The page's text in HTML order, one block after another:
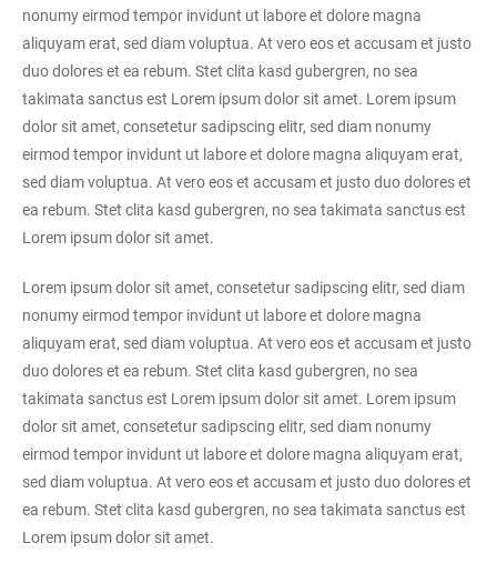
nonumy eirmod tempor invidunt ut labore et dolore magna
aliquyam erat, sed diam voluptua. At vero eos et accusam et justo
duo dolores et ea rebum. Stet clita kasd gubergren, no sea
takimata sanctus est Lorem ipsum dolor sit amet. Lorem ipsum
dolor sit amet, consetetur sadipscing elitr, sed diam nonumy
eirmod tempor invidunt ut labore et dolore magna aliquyam erat,
sed diam voluptua. At vero eos et accusam et justo duo dolores et
ea rebum. Stet clita kasd gubergren, no sea takimata sanctus est
Lorem ipsum dolor sit amet.
Lorem ipsum dolor sit amet, consetetur sadipscing elitr, sed diam
nonumy eirmod tempor invidunt ut labore et dolore magna
aliquyam erat, sed diam voluptua. At vero eos et accusam et justo
duo dolores et ea rebum. Stet clita kasd gubergren, no sea
takimata sanctus est Lorem ipsum dolor sit amet. Lorem ipsum
dolor sit amet, consetetur sadipscing elitr, sed diam nonumy
eirmod tempor invidunt ut labore et dolore magna aliquyam erat,
sed diam voluptua. At vero eos et accusam et justo duo dolores et
ea rebum. Stet clita kasd gubergren, no sea takimata sanctus est
Lorem ipsum dolor sit amet.